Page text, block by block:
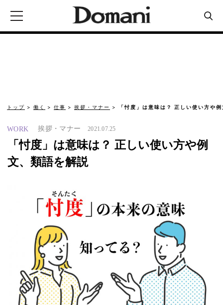
トップ 働く 仕事 挨拶・マナー 「忖度」は意味は？ 正しい使い方や
WORK 挨拶・マナー 2021.07.25
「忖度」は意味は？ 正しい使い方や例
文、類語を解説